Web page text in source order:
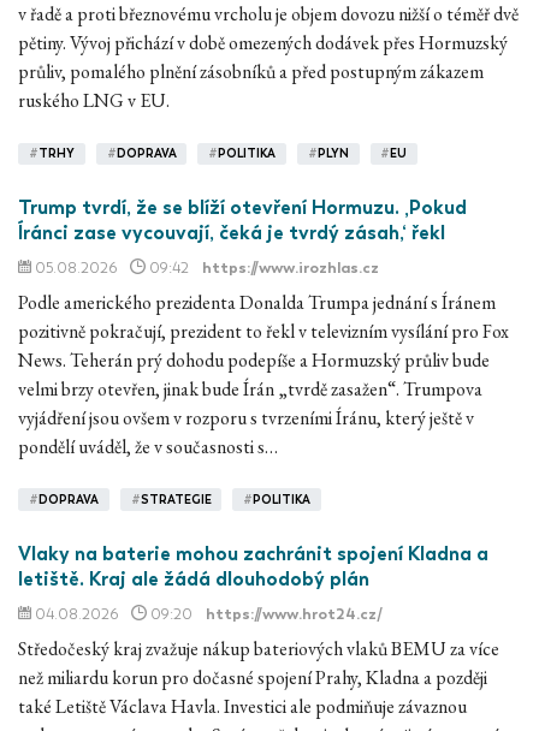
v řadě a proti březnovému vrcholu je objem dovozu nižší o téměř dvě
pětiny. Vývoj přichází v době omezených dodávek přes Hormuzský
průliv, pomalého plnění zásobníků a před postupným zákazem
ruského LNG v EU.
#TRHY # DOPRAVA # POLITIKA # PLYN # EU
Trump tvrdí, že se blíží otevření Hormuzu. ‚Pokud
Íránci zase vycouvají, čeká je tvrdý zásah,‘ řekl
05.08.2026 09:42 https://www.irozhlas.cz
Podle amerického prezidenta Donalda Trumpa jednání s Íránem
pozitivně pokračují, prezident to řekl v televizním vysílání pro Fox
News. Teherán prý dohodu podepíše a Hormuzský průliv bude
velmi brzy otevřen, jinak bude Írán „tvrdě zasažen“. Trumpova
vyjádření jsou ovšem v rozporu s tvrzeními Íránu, který ještě v
pondělí uváděl, že v současnosti s…
# DOPRAVA #STRATEGIE # POLITIKA
Vlaky na baterie mohou zachránit spojení Kladna a
letiště. Kraj ale žádá dlouhodobý plán
04.08.2026 09:20 https://www.hrot24.cz/
Středočeský kraj zvažuje nákup bateriových vlaků BEMU za více
než miliardu korun pro dočasné spojení Prahy, Kladna a později
také Letiště Václava Havla. Investici ale podmiňuje závaznou